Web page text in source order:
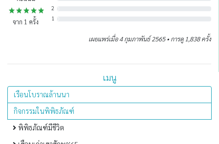
จาก 1 ครั้ง
2
1
เผยแพร่เมื่อ 4 กุมภาพันธ์ 2565 • การดู 1,838 ครั้ง
เมนู
เรือนโบราณล้านนา
กิจกรรมในพิพิธภัณฑ์
พิพิธภัณฑ์มีชีวิต